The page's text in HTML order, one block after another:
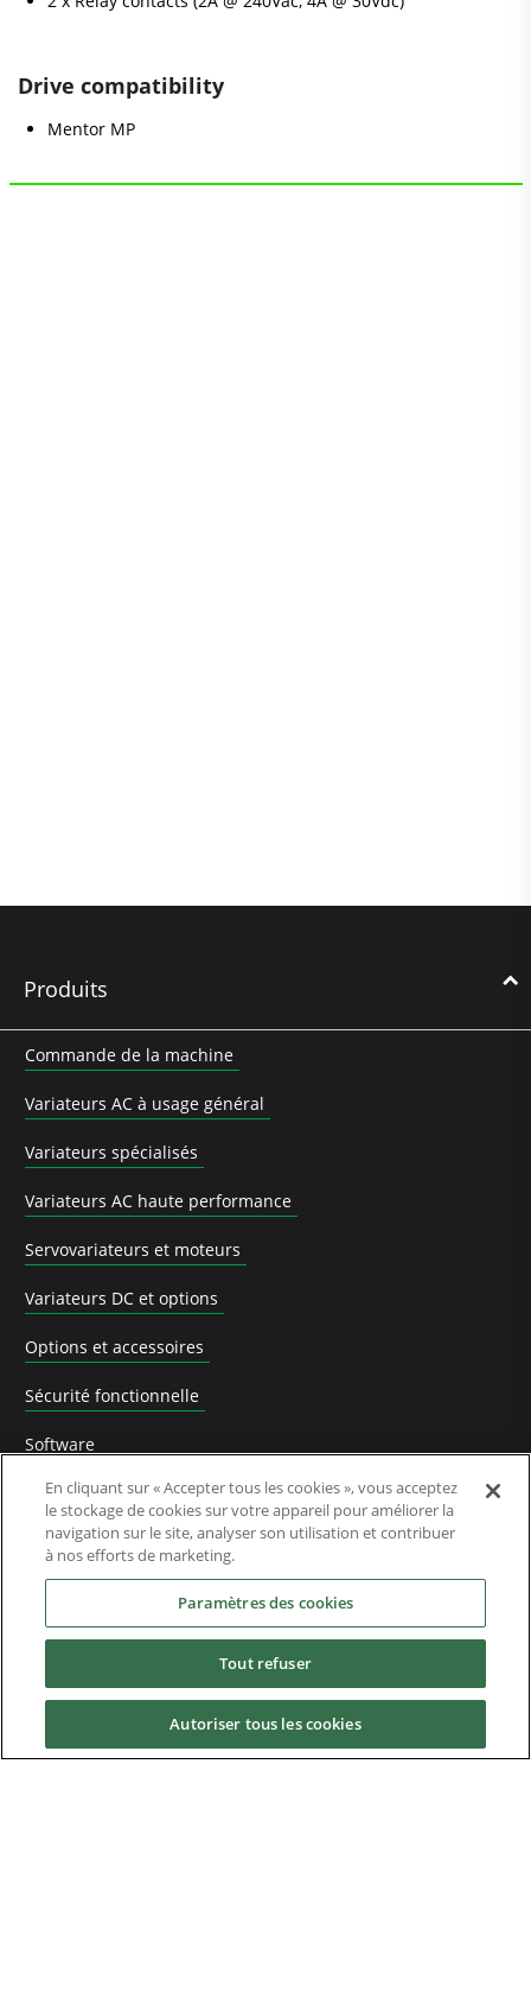
Drive compatibility
Mentor MP
Produits
Commande de la machine
Variateurs AC à usage général
Variateurs spécialisés
Variateurs AC haute performance
Servovariateurs et moteurs
Variateurs DC et options
Options et accessoires
Sécurité fonctionnelle
Software
Solutions d'application
Produits remplacés et processus de migration
Service & Support
News & Media
En cliquant sur « Accepter tous les cookies », vous acceptez
le stockage de cookies sur votre appareil pour améliorer la
navigation sur le site, analyser son utilisation et contribuer
à nos efforts de marketing.
Paramètres des cookies
Tout refuser
Autoriser tous les cookies